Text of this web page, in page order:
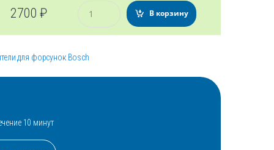
2700₽ Количество
В корзину
для форсунок Bosch
10 минут